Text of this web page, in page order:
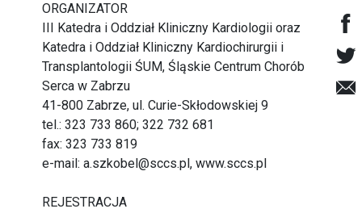
ORGANIZATOR
III Katedra i Oddział Kliniczny Kardiologii oraz
Katedra i Oddział Kliniczny Kardiochirurgii i
Transplantologii ŚUM, Śląskie Centrum Chorób
Serca w Zabrzu
41-800 Zabrze, ul. Curie-Skłodowskiej 9
tel.: 323 733 860; 322 732 681
fax: 323 733 819
e-mail:a.szkobel@sccs.pl,www.sccs.pl
REJESTRACJA